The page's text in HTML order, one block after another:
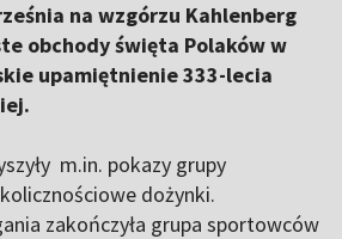
na wzgórzu Kahlenberg
obchody święta Polaków w
upamiętnienie 333-lecia
m.in. pokazy grupy
dożynki.
zakończyła grupa sportowców